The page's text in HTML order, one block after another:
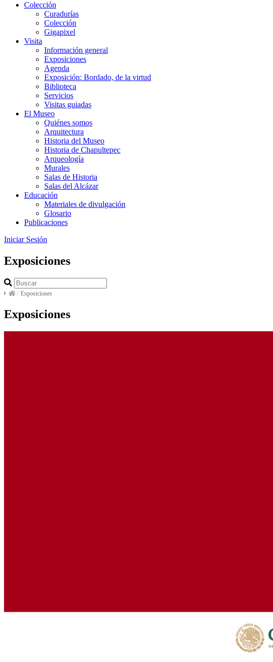
Colección
Curadurías
Colección
Gigapixel
Visita
Información general
Exposiciones
Agenda
Exposición: Bordado, de la virtud
Biblioteca
Servicios
Visitas guiadas
El Museo
Quiénes somos
Arquitectura
Historia del Museo
Historia de Chapultepec
Arqueología
Murales
Salas de Historia
Salas del Alcázar
Educación
Materiales de divulgación
Glosario
Publicaciones
Iniciar Sesión
Exposiciones
/ Exposiciones
Exposiciones